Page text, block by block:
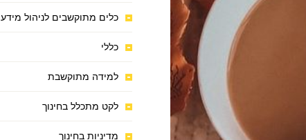
כלים מתוקשבים לניהול מידע
כללי
למידה מתוקשבת
לקט מתכלל בחינוך
מדיניות בחינוך